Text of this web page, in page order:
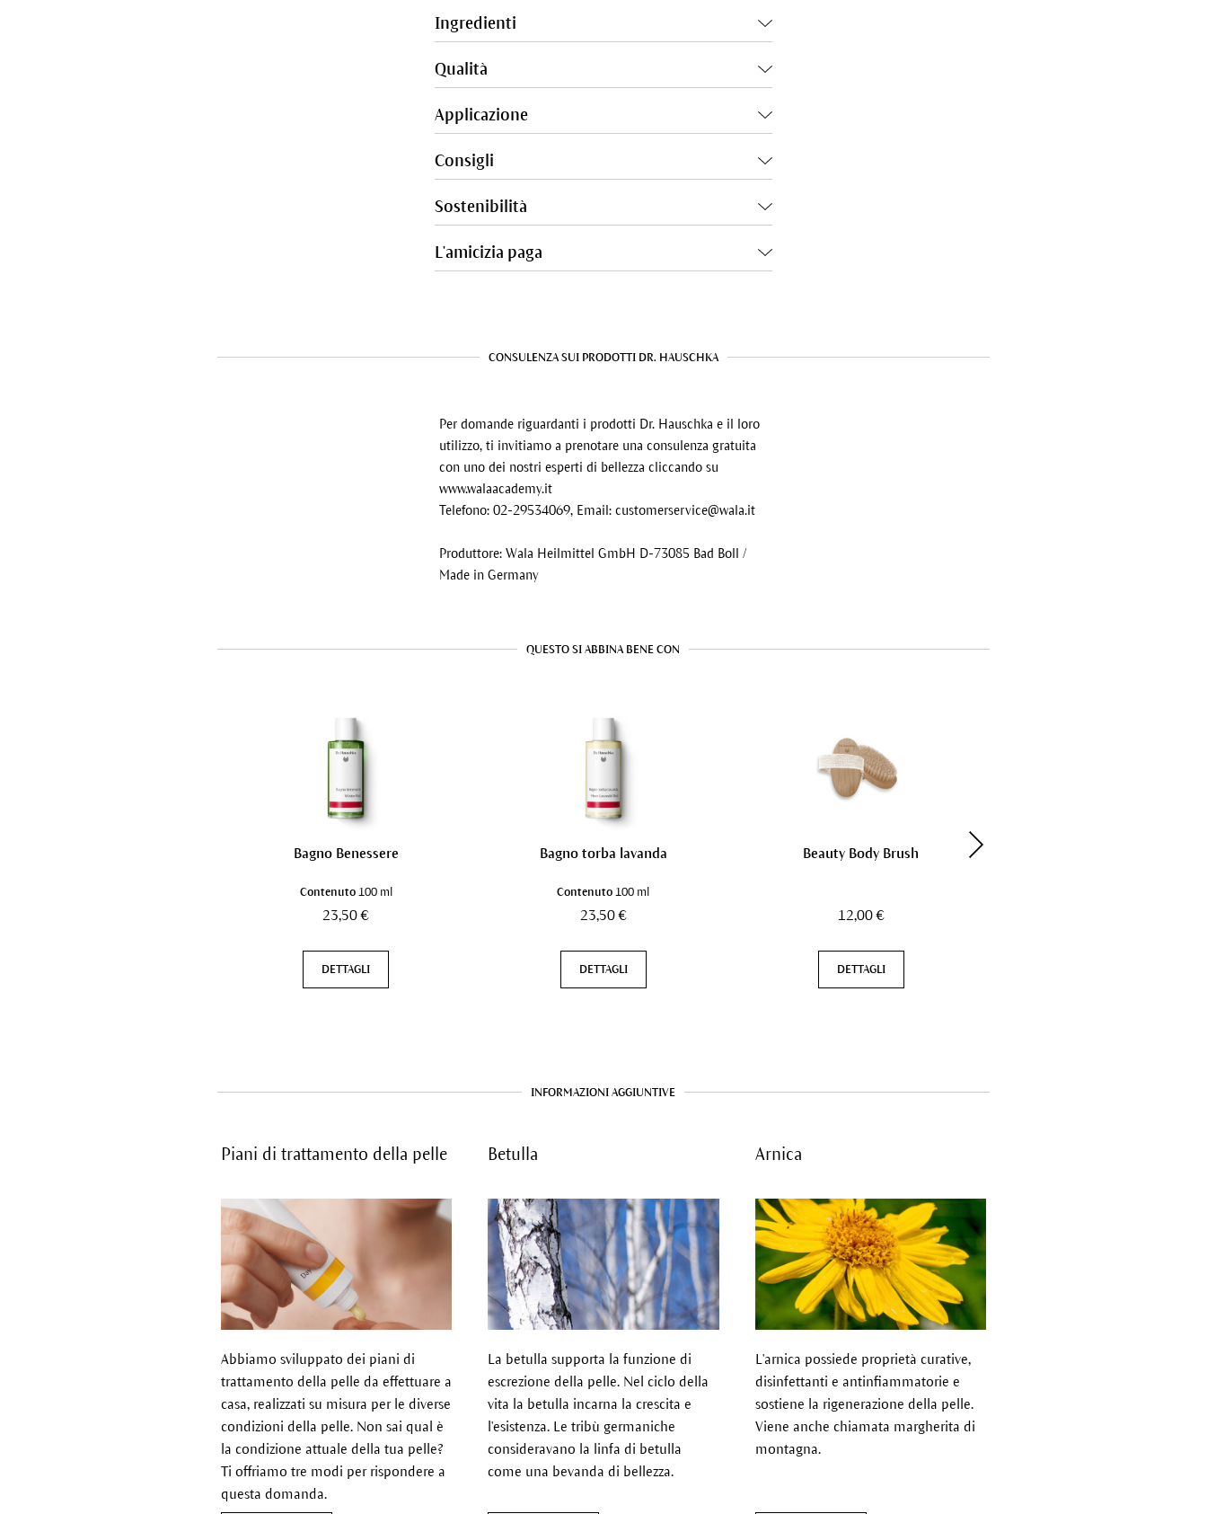
Ingredienti
Qualità
Applicazione
Consigli
Sostenibilità
L'amicizia paga
CONSULENZA SUI PRODOTTI DR. HAUSCHKA
Per domande riguardanti i prodotti Dr. Hauschka e il loro
utilizzo, ti invitiamo a prenotare una consulenza gratuita
con uno dei nostri esperti di bellezza cliccando su
www.walaacademy.it
Telefono: 02-29534069, Email: customerservice@wala.it
Produttore: Wala Heilmittel GmbH D-73085 Bad Boll /
Made in Germany
QUESTO SI ABBINA BENE CON
Bagno Benessere
Contenuto 100 ml
23,50 €
DETTAGLI
Bagno torba lavanda
Contenuto100 ml
23,50 €
DETTAGLI
Beauty Body Brush
12,00 €
DETTAGLI
INFORMAZIONI AGGIUNTIVE
Piani di trattamento della pelle
Abbiamo sviluppato dei piani di
trattamento della pelle da effettuare a
casa, realizzati su misura per le diverse
condizioni della pelle. Non sai qual è
la condizione attuale della tua pelle?
Ti offriamo tre modi per rispondere a
questa domanda.
Betulla
La betulla supporta la funzione di
escrezione della pelle. Nel ciclo della
vita la betulla incarna la crescita e
l'esistenza. Le tribù germaniche
consideravano la linfa di betulla
come una bevanda di bellezza.
Arnica
L'arnica possiede proprietà curative,
disinfettanti e antinfiammatorie e
sostiene la rigenerazione della pelle.
Viene anche chiamata margherita di
montagna.